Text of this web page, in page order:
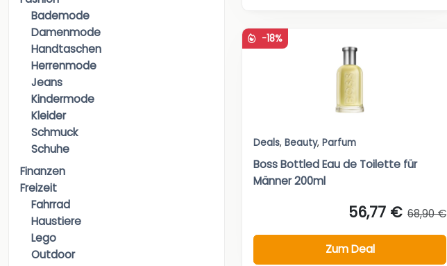
Bademode
Damenmode
Handtaschen
Herrenmode
Jeans
Kindermode
Kleider
Schmuck
Schuhe
Finanzen
Freizeit
Fahrrad
Haustiere
Lego
Outdoor
-18%
Deals, Beauty, Parfum
Boss Bottled Eau de Toilette für
Männer 200ml
56,77 € 68,90 €
Zum Deal